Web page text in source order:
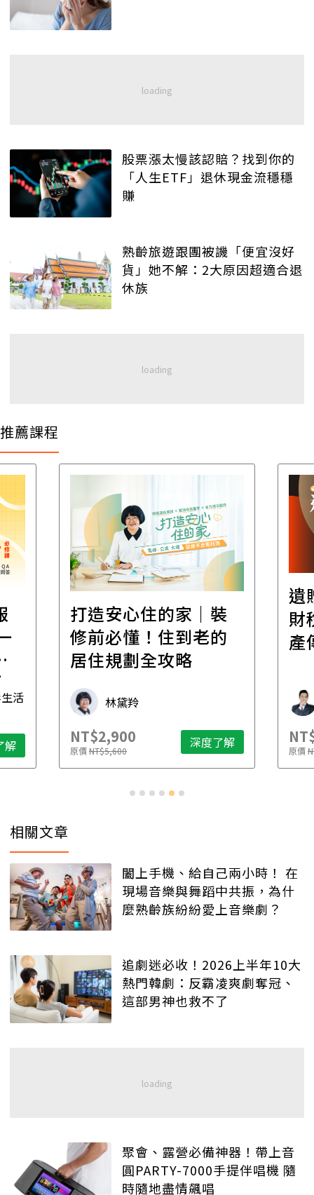
股票漲太慢該認賠？找到你的
「人生ETF」退休現金流穩穩
賺
熟齡旅遊跟團被譏「便宜沒好
貨」她不解：2大原因超適合退
休族
推薦課程
活
解
打造安心住的家｜裝
修前必懂！住到老的
居住規劃全攻略
林黛羚
NT$2,900
原價NT$5,600 深度了解
遺
財
產
原價
相關文章
闔上手機、給自己兩小時！ 在
現場音樂與舞蹈中共振，為什
麼熟齡族紛紛愛上音樂劇？
追劇迷必收！2026上半年10大
熱門韓劇：反霸凌爽劇奪冠、
這部男神也救不了
聚會、露營必備神器！帶上音
圓PARTY-7000手提伴唱機 隨
時隨地盡情飆唱